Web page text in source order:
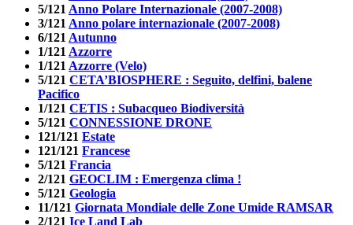
5/121 Anno Polare Internazionale (2007-2008)
3/121 Anno polare internazionale (2007-2008)
6/121 Autunno
1/121 Azzorre
1/121 Azzorre (Velo)
5/121 CETA’BIOSPHERE : Seguito, delfini, balene
Pacifico
1/121 CETIS : Subacqueo Biodiversità
5/121 CONNESSIONE DRONE
121/121 Estate
121/121 Francese
5/121 Francia
2/121 GEOCLIM : Emergenza clima !
5/121 Geologia
11/121 Giornata Mondiale delle Zone Umide RAMSAR
2/121 Ice Land Lab